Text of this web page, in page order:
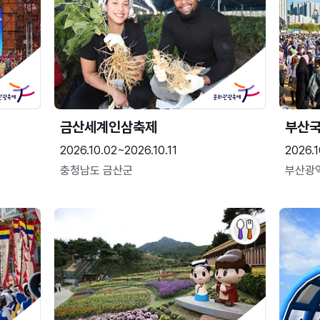
금산세계인삼축제
2026.10.02~2026.10.11
충청남도 금산군
부산
부산광